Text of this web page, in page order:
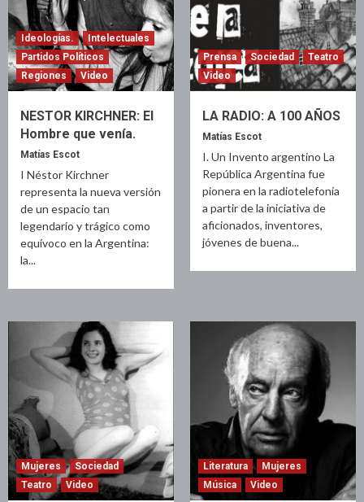
Ideologías.
Intelectuales
Partidos Políticos
Regiones
Video
NESTOR KIRCHNER: El
Hombre que venía.
Matías Escot
I Néstor Kirchner
representa la nueva versión
de un espacio tan
legendario y trágico como
equívoco en la Argentina:
la...
Prensa Sociedad
Teatro
Video
LA RADIO: A 100 AÑOS
Matías Escot
I. Un Invento argentino La
República Argentina fue
pionera en la radiotelefonía
a partir de la iniciativa de
aficionados, inventores,
jóvenes de buena...
Mujeres
Sociedad
Teatro
Video
Literatura
Mujeres
Música
Video